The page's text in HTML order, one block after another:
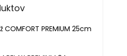
COMFORT PREMIUM 25cm